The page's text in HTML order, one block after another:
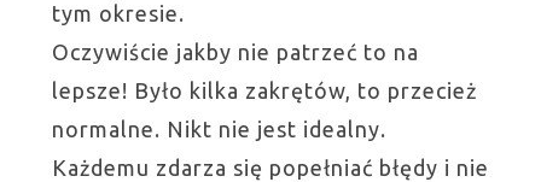
tym okresie.
Oczywiście jakby nie patrzeć to na
lepsze! Było kilka zakrętów, to przecież
normalne. Nikt nie jest idealny.
Każdemu zdarza się popełniać błędy i nie